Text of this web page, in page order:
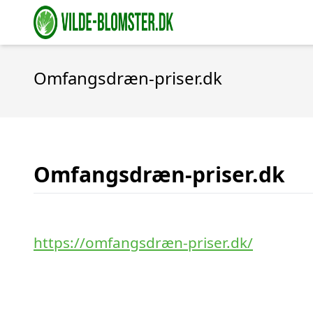
Omfangsdræn-priser.dk
Omfangsdræn-priser.dk
https://omfangsdræn-priser.dk/